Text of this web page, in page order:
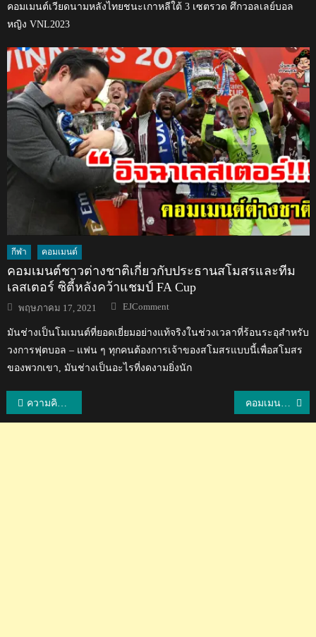
คอมเมนต์เวียดนามหลังไทยชนะเกาหลีใต้ 3 เซตรวด ศึกวอลเลย์บอล
หญิง VNL2023
กีฬา คอมเมนต์
คอมเมนต์ชาวต่างชาติเกี่ยวกับประธานสโมสรและทีม
เลสเตอร์ ซิตี้หลังคว้าแชมป์ FA Cup
Posted
on
พฤษภาคม 17, 2021 Author
EJComment
มันช่างเป็นโมเมนต์ที่ยอดเยี่ยมอย่างแท้จริงในช่วงเวลาที่ร้อนระอุสำหรับ
วงการฟุตบอล – แฟน ๆ ทุกคนต้องการเจ้าของสโมสรแบบนี้เพื่อสโมสร
ของพวกเขา, มันช่างเป็นอะไรที่งดงามยิ่งนัก
แนะแนว
ความคิดเห็นชาวเวียดนามหลังไทยปฏิเสธการตั้งพรรคคอมมิวนิสต์แห่งประเทศไทย คอมเมนต์แฟนบอลอินโดนีเซียหลังไทยเอาชนะจุดโทษกาบอง ศึกคิงส์คัพ